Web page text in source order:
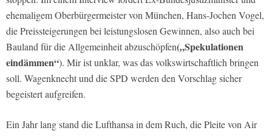
ehemaligem Oberbürgermeister von München, Hans-Jochen Vogel,
die Preissteigerungen bei leistungslosen Gewinnen, also auch bei
Bauland für die Allgemeinheit abzuschöpfen(„Spekulationen
eindämmen“). Mir ist unklar, was das volkswirtschaftlich bringen
soll. Wagenknecht und die SPD werden den Vorschlag sicher
begeistert aufgreifen.
Ein Jahr lang stand die Lufthansa in dem Ruch, die Pleite von Air